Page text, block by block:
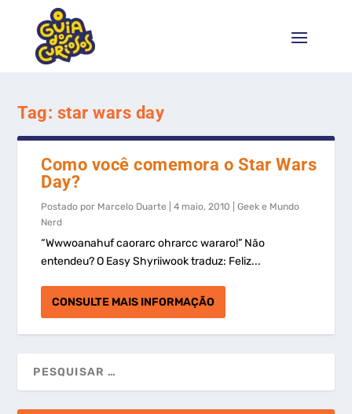
Tag: star wars day
Como você comemora o Star Wars
Day?
Postado por Marcelo Duarte |4 maio, 2010 |Geek e Mundo
Nerd
“Wwwoanahuf caorarc ohrarcc wararo!” Não
entendeu? O Easy Shyriiwook traduz: Feliz...
CONSULTE MAIS INFORMAÇÃO